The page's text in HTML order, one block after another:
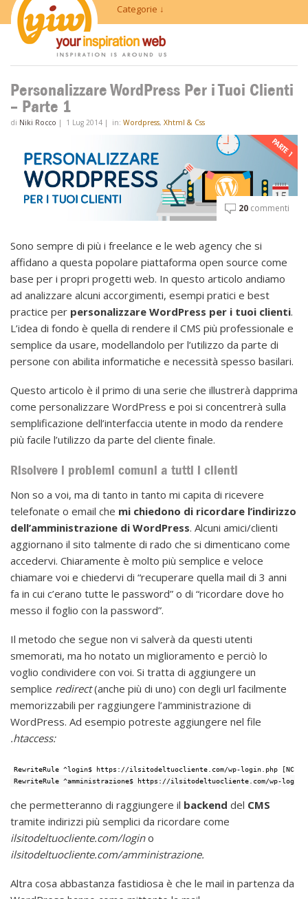
Categorie ↓
Personalizzare WordPress Per i Tuoi Clienti
– Parte 1
di Niki Rocco | 1 Lug 2014 | in: Wordpress, Xhtml & Css
20 commenti
Sono sempre di più i freelance e le web agency che si
affidano a questa popolare piattaforma open source come
base per i propri progetti web. In questo articolo andiamo
ad analizzare alcuni accorgimenti, esempi pratici e best
practice per personalizzare WordPress per i tuoi clienti.
L’idea di fondo è quella di rendere il CMS più professionale e
semplice da usare, modellandolo per l’utilizzo da parte di
persone con abilita informatiche e necessità spesso basilari.
Questo articolo è il primo di una serie che illustrerà dapprima
come personalizzare WordPress e poi si concentrerà sulla
semplificazione dell’interfaccia utente in modo da rendere
più facile l’utilizzo da parte del cliente finale.
Risolvere i problemi comuni a tutti i clienti
Non so a voi, ma di tanto in tanto mi capita di ricevere
telefonate o email che mi chiedono di ricordare l’indirizzo
dell’amministrazione di WordPress. Alcuni amici/clienti
aggiornano il sito talmente di rado che si dimenticano come
accedervi. Chiaramente è molto più semplice e veloce
chiamare voi e chiedervi di “recuperare quella mail di 3 anni
fa in cui c’erano tutte le password” o di “ricordare dove ho
messo il foglio con la password”.
Il metodo che segue non vi salverà da questi utenti
smemorati, ma ho notato un miglioramento e perciò lo
voglio condividere con voi. Si tratta di aggiungere un
semplice redirect(anche più di uno) con degli url facilmente
memorizzabili per raggiungere l’amministrazione di
WordPress. Ad esempio potreste aggiungere nel file
.htaccess:
RewriteRule ^login$ https://ilsitodeltuocliente.com/wp-login.php [NC,L]
RewriteRule ^amministrazione$ https://ilsitodeltuocliente.com/wp-
che permetteranno di raggiungere il backend del CMS
tramite indirizzi più semplici da ricordare come
ilsitodeltuocliente.com/logino
ilsitodeltuocliente.com/amministrazione.
Altra cosa abbastanza fastidiosa è che le mail in partenza da